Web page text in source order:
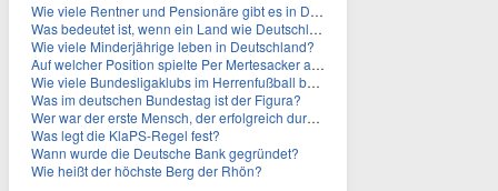
Wie viele Rentner und Pensionäre gibt es in Deutschland aktuell?
Was bedeutet ist, wenn ein Land wie Deutschland ein Demographieproblem hat?
Wie viele Minderjährige leben in Deutschland?
Auf welcher Position spielte Per Mertesacker als Fußballer?
Wie viele Bundesligaklubs im Herrenfußball befinden sich in NRW?
Was im deutschen Bundestag ist der Figura?
Wer war der erste Mensch, der erfolgreich durch den Ärmelkanal schwamm?
Was legt die KlaPS-Regel fest?
Wann wurde die Deutsche Bank gegründet?
Wie heißt der höchste Berg der Rhön?